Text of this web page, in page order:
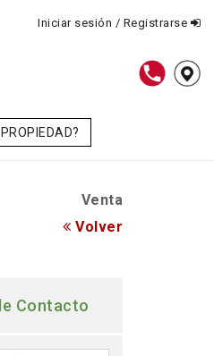
Iniciar sesión / Registrarse
Venta
Volver
Contacto